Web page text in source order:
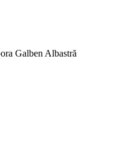
Galben Albastră